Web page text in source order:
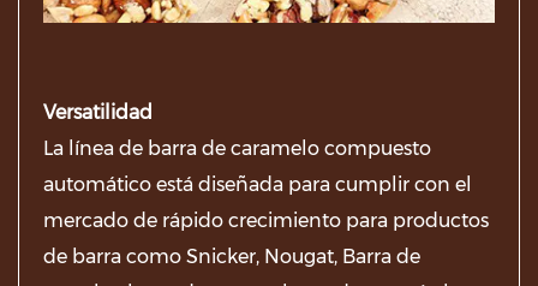
Versatilidad
La línea de barra de caramelo compuesto
automático está diseñada para cumplir con el
mercado de rápido crecimiento para productos
de barra como Snicker, Nougat, Barra de